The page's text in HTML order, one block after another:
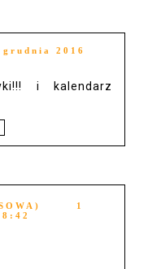
grudnia 2016
i kalendarz
1